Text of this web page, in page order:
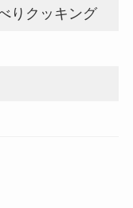
りクッキング